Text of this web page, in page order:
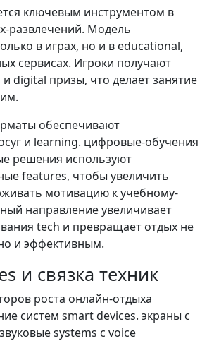
ключевым инструментом в
развлечений. Модель
в играх, но и в educational,
сервисах. Игроки получают
digital призы, что делает занятие
обеспечивают
и learning. цифровые-обучения
решения используют
features, чтобы увеличить
мотивацию к учебному-
направление увеличивает
tech и превращает отдых не
и эффективным.
и связка техник
роста онлайн-отдыха
систем smart devices. экраны с
systems с voice